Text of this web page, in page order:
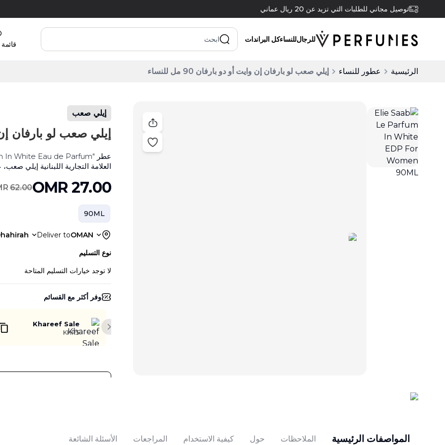
توصيل مجاني للطلبات التي تزيد عن 20 ريال عماني
للرجالللنساءكل البراندات
الرئيسية عطور للنساء إيلي صعب لو بارفان إن وايت أو دو بارفان 90 مل للنساء
إيلي صعب
إيلي صعب لو بارفان إن وايت
العلامة التجارية اللبنانية إيلي
والبرغموت.
OMR 27.00
62.00
90ML
Deliver toOMAN
نوع التسليم
لا توجد خيارات التسليم المتاحة
وفر أكثر مع القسائم
Khareef Sale
KHR5Next slide
تباع بواسطة: المواصفات الرئيسية الملاحظات حول كيفية الاستخدام المراجعات الأسئلة الشائعة